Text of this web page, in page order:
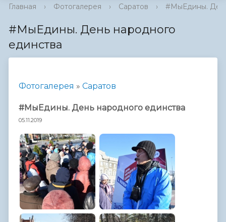
Главная › Фотогалерея › Саратов › #МыЕдины.
#МыЕдины. День народного
единства
Фотогалерея » Саратов
#МыЕдины. День народного единства
05.11.2019